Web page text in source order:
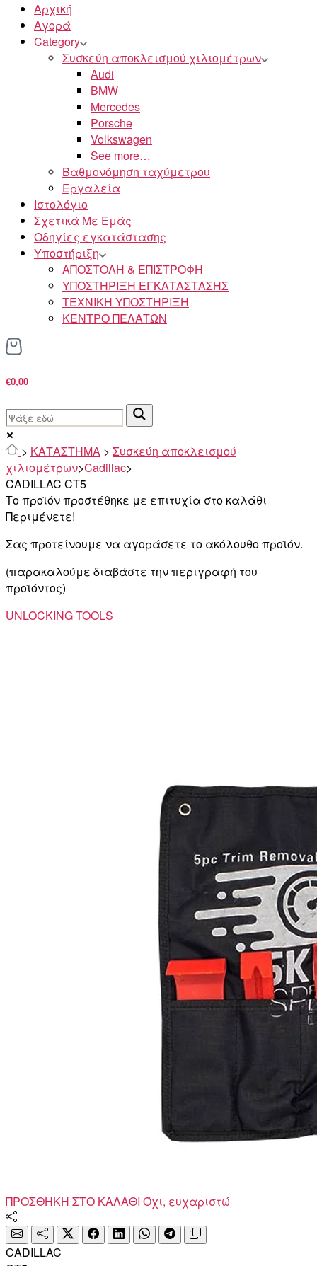
Αρχική
Αγορά
Category
Συσκεύη αποκλεισμού χιλιομέτρων
Audi
BMW
Mercedes
Porsche
Volkswagen
See more…
Βαθμονόμηση ταχύμετρου
Εργαλεία
Ιστολόγιο
Σχετικά Με Εμάς
Οδηγίες εγκατάστασης
Υποστήριξη
ΑΠΟΣΤΟΛΗ & ΕΠΙΣΤΡΟΦΗ
ΥΠΟΣΤΗΡΙΞΗ ΕΓΚΑΤΑΣΤΑΣΗΣ
ΤΕΧΝΙΚΗ ΥΠΟΣΤΗΡΙΞΗ
ΚΕΝΤΡΟ ΠΕΛΑΤΩΝ
€0,00
> ΚΑΤΑΣΤΗΜΑ > Συσκεύη αποκλεισμού
χιλιομέτρων>Cadillac>
CADILLAC CT5
Το προϊόν προστέθηκε με επιτυχία στο καλάθι
Περιμένετε!
Σας προτείνουμε να αγοράσετε το ακόλουθο προϊόν.
(παρακαλούμε διαβάστε την περιγραφή του
προϊόντος)
UNLOCKING TOOLS
ΠΡΟΣΘΗΚΗ ΣΤΟ ΚΑΛΑΘΙ Όχι, ευχαριστώ
CADILLAC